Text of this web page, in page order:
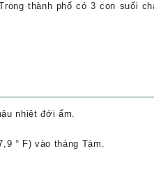
thành phố có 3 con suối
nhiệt đới ẩm.
° F) vào tháng Tám.